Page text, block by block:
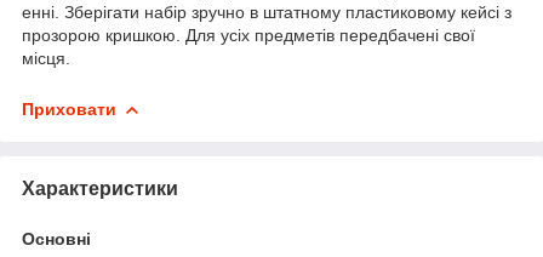
енні. Зберігати набір зручно в штатному пластиковому кейсі з
прозорою кришкою. Для усіх предметів передбачені свої
місця.
Приховати
Характеристики
Основні